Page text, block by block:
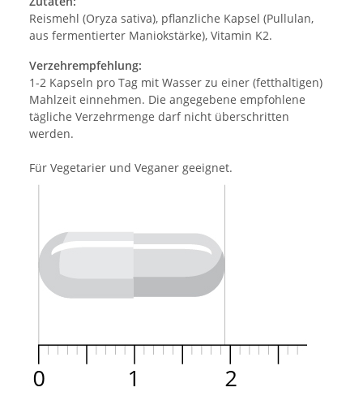
Reismehl (Oryza sativa), pflanzliche Kapsel (Pullulan,
aus fermentierter Maniokstärke), Vitamin K2.
Verzehrempfehlung:
1-2 Kapseln pro Tag mit Wasser zu einer (fetthaltigen)
Mahlzeit einnehmen. Die angegebene empfohlene
tägliche Verzehrmenge darf nicht überschritten
werden.
Für Vegetarier und Veganer geeignet.